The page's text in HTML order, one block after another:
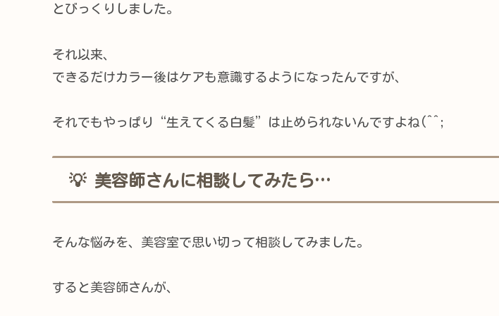
とびっくりしました。
それ以来、
できるだけカラー後はケアも意識するようになったんですが、
それでもやっぱり“生えてくる白髪”は止められないんですよね(^^;
💡 美容師さんに相談してみたら…
そんな悩みを、美容室で思い切って相談してみました。
すると美容師さんが、